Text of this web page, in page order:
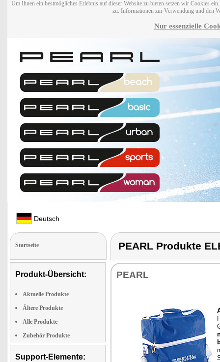
Um Ihnen ein bestmögliches Erlebnis auf dieser Website zu bieten setzen wir Cookies
zu. Informationen zur Verwendung und den
Nur essenzielle
Deutsch
Startseite
Produkt-Übersicht:
Aktuelle Produkte
Ältere Produkte
Alle Produkte
Zubehör Produkte
Support-Elemente:
PEARL Produkte
PEARL